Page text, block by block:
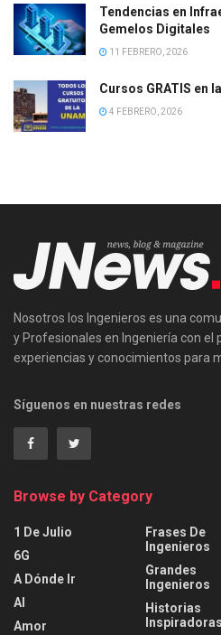
Tendencias en
Gemelos Digitales
11 FEBRERO, 2026
Cursos GRATIS en
4 FEBRERO, 2026
Nosotros los Ingenieros es una
y Profesionales en Ingeniería con
experiencias y conocimientos para
Síguenos en nuestras redes
Browse by Category
1 De Julio
6G
A Dónde Ir
AI
Amor
Frases De
Ingenieros
Grandes
Ingenieros
Historias
Inspiradoras